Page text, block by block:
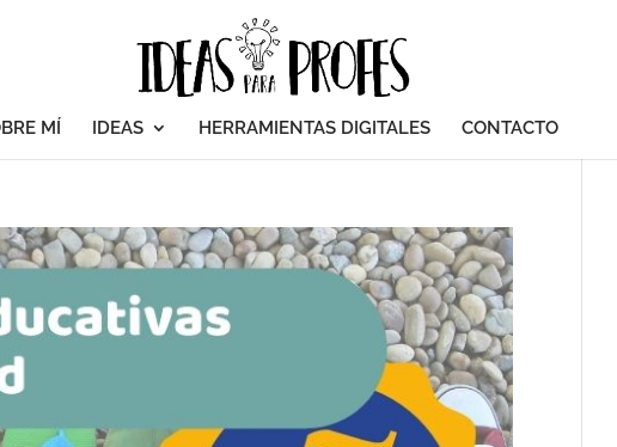
MÍ IDEAS HERRAMIENTAS DIGITALES CONTACTO